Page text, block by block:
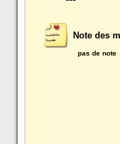
Note des
pas de note